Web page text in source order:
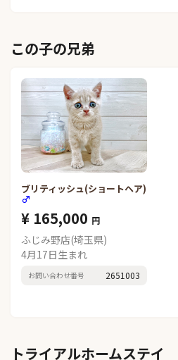
この子の兄弟
ブリティッシュ(ショートヘア)
♂
¥ 165,000 円
ふじみ野店(埼玉県)
4月17日生まれ
お問い合わせ番号 2651003
トライアルホームステイ